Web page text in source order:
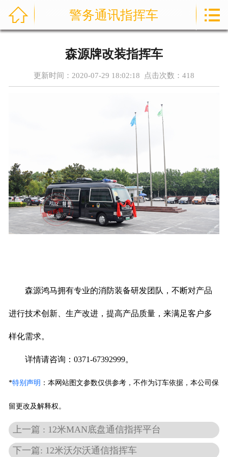

资讯中心
售后服务
关于我们
联系我们
公司实力
 警务通讯指挥车 
森源牌改装指挥车
更新时间：2020-07-29 18:02:18 点击次数： 418
森源鸿马拥有专业的消防装备研发团队，不断对产品
进行技术创新、生产改进，提高产品质量，来满足客户多
样化需求。
详情请咨询：0371-67392999。
*特别声明 ： 本网站图文参数仅供参考，不作为订车依据，本公司保
留更改及解释权。
上一篇 : 12米MAN底盘通信指挥平台
下一篇: 12米沃尔沃通信指挥车